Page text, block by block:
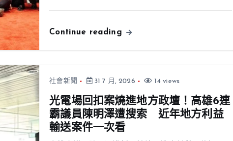
Continue reading
社會新聞 31 7 月, 2026 14 views
光電場回扣案燒進地方政壇！高雄6連
霸議員陳明澤遭搜索 近年地方利益
輸送案件一次看